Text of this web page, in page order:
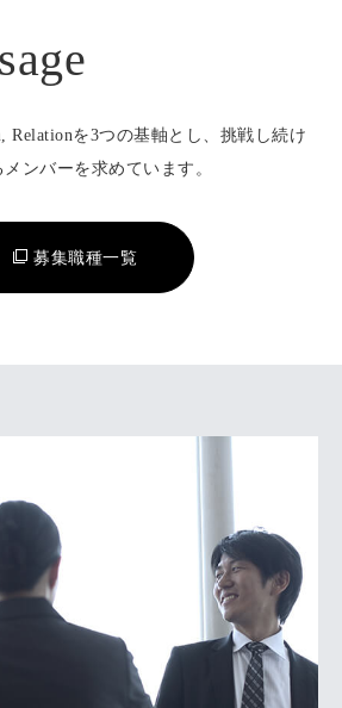
Relationを3つの基軸とし、 挑戦し続け
ンバーを求めています。
募集職種一覧